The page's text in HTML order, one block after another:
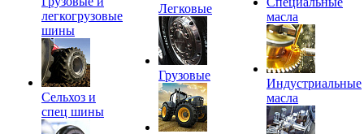
легкогрузовые
шины
Сельхоз и
спец шины
Легковые
Грузовые
масла
Индустриальные
масла